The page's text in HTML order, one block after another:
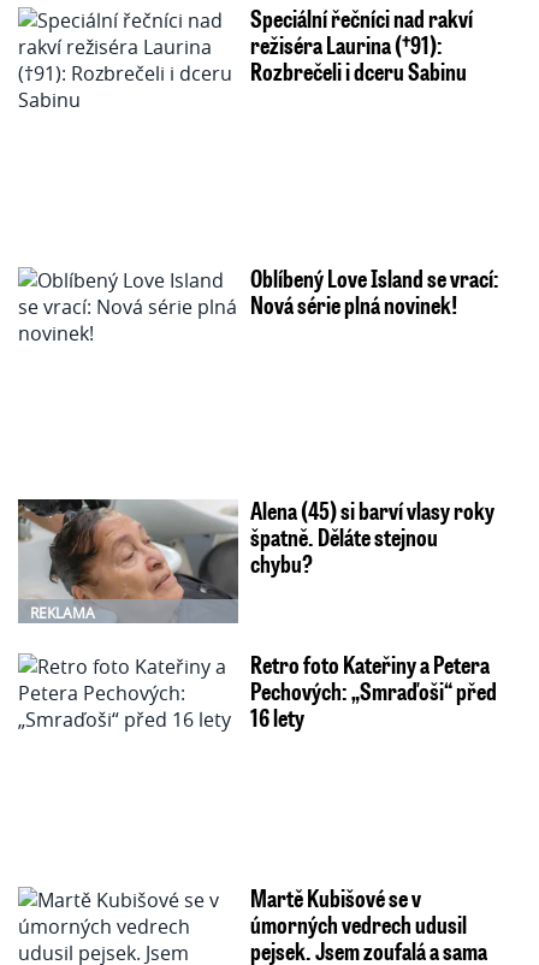
Speciální řečníci nad rakví
režiséra Laurina (†91):
Rozbrečeli i dceru Sabinu
Oblíbený Love Island se vrací:
Nová série plná novinek!
REKLAMA
Alena (45) si barví vlasy roky
špatně. Děláte stejnou
chybu?
Retro foto Kateřiny a Petera
Pechových: „Smraďoši“ před
16 lety
Martě Kubišové se v
úmorných vedrech udusil
pejsek. Jsem zoufalá a sama